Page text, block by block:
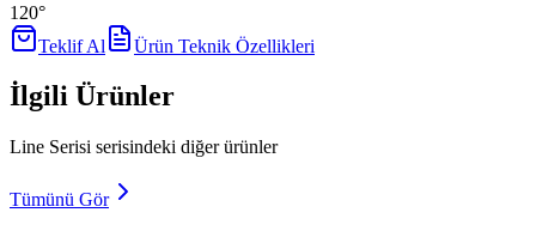
120°
Teklif Al
Ürün Teknik Özellikleri
İlgili Ürünler
Line Serisi serisindeki diğer ürünler
Tümünü Gör